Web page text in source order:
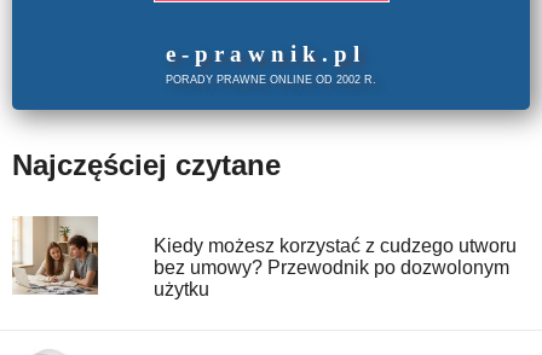
e -prawnik . pl
PORADY PRAWNE ONLINE OD 2002 R.
Najczęściej czytane
Kiedy możesz korzystać z cudzego utworu
bez umowy? Przewodnik po dozwolonym
użytku